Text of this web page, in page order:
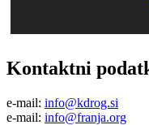
Kontaktni
e-mail: info@kdrog.si
e-mail: info@franja.org